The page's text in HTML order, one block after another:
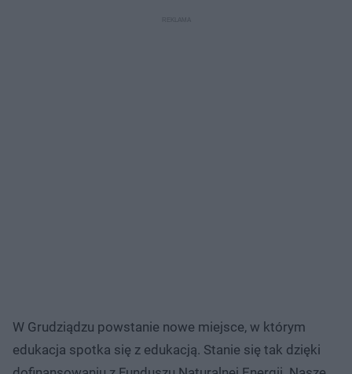
W Grudziądzu powstanie nowe miejsce, w którym
edukacja spotka się z edukacją. Stanie się tak dzięki